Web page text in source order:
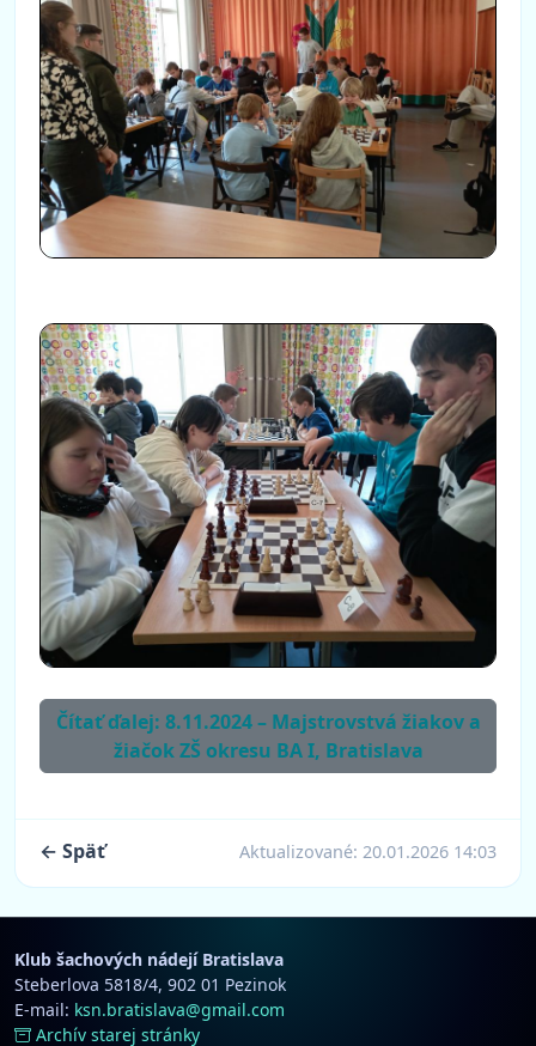
Čítať ďalej: 8.11.2024 – Majstrovstvá žiakov a
žiačok ZŠ okresu BA I, Bratislava
← Späť Aktualizované: 20.01.2026 14:03
Klub šachových nádejí Bratislava
Steberlova 5818/4, 902 01 Pezinok
E-mail: ksn.bratislava@gmail.com
Archív starej stránky